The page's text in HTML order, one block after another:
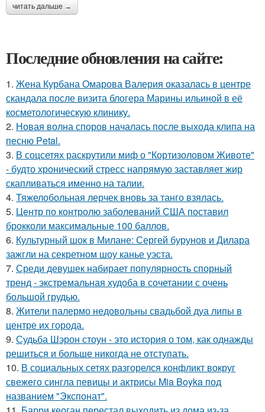
читать дальше →
Последние обновления на сайте:
1. Жена Курбана Омарова Валерия оказалась в центре
скандала после визита блогера Марины ильиной в её
косметологическую клинику.
2. Новая волна споров началась после выхода клипа на
песню Petal.
3. В соцсетях раскрутили миф о "Кортизоловом Животе"
- будто хронический стресс напрямую заставляет жир
скапливаться именно на талии.
4. Тяжелобольная лерчек вновь за танго взялась.
5. Центр по контролю заболеваний США поставил
брокколи максимальные 100 баллов.
6. Культурный шок в Милане: Сергей бурунов и Дилара
зажгли на секретном шоу канье уэста.
7. Среди девушек набирает популярность спорный
тренд - экстремальная худоба в сочетании с очень
большой грудью.
8. Жители палермо недовольны свадьбой дуа липы в
центре их города.
9. Судьба Шэрон стоун - это история о том, как однажды
решиться и больше никогда не отступать.
10. В социальных сетях разгорелся конфликт вокруг
свежего сингла певицы и актрисы Mia Boyka под
названием "Экспонат".